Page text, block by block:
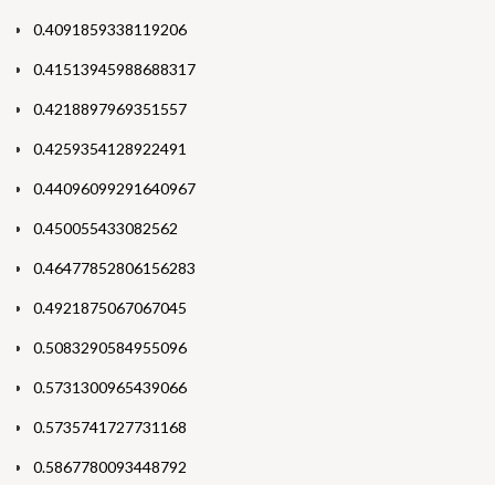
0.4091859338119206
0.41513945988688317
0.4218897969351557
0.4259354128922491
0.44096099291640967
0.450055433082562
0.46477852806156283
0.4921875067067045
0.5083290584955096
0.5731300965439066
0.5735741727731168
0.5867780093448792